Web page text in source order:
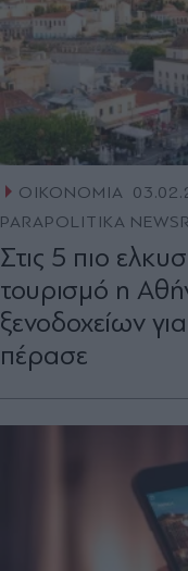
ΟΙΚΟΝΟΜΙΑ
PARAPOLITIKA
Στις 5 πιο
τουρισμό η
ξενοδοχείων
πέρασε